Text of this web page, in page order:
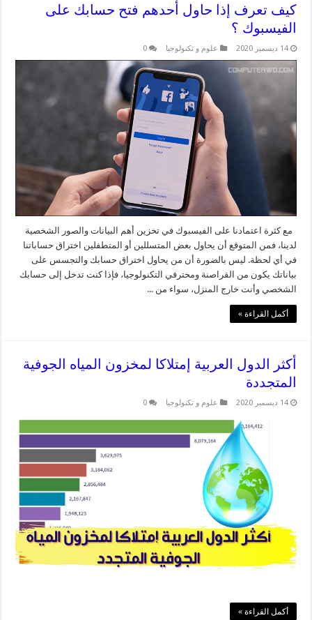
كيف تعرف إذا حاول أحدهم فتح حسابك على
الفيسبوك ؟
14 ديسمبر 2020 علوم و تكنولوجيا 0
مع كثرة اعتمادنا على الفيسبوك في تخزين أهم البيانات والصور الشخصية
لدينا، فمن المتوقع أن يحاول بعض المتسللين أو المتطفلين اختراق حساباتنا
في أي لحظة. ليس بالضورة أن من يحاول اختراق حسابك والتجسس على
بياناتك يكون من القراصنة ومحترفي التكنولوجيا، فإذا كنت تدخل إلى حسابك
الشخصي وأنت خارج المنزل، سواء من ...
أكمل القراءة »
أكثر الدول العربية إمتلاكا لمخزون المياه الجوفية
المتجددة
14 ديسمبر 2020 علوم و تكنولوجيا 0
أكمل القراءة »